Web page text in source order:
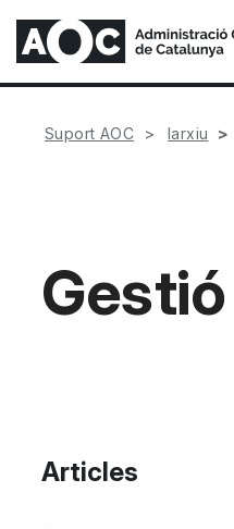
Suport AOC Iarxiu
Articles